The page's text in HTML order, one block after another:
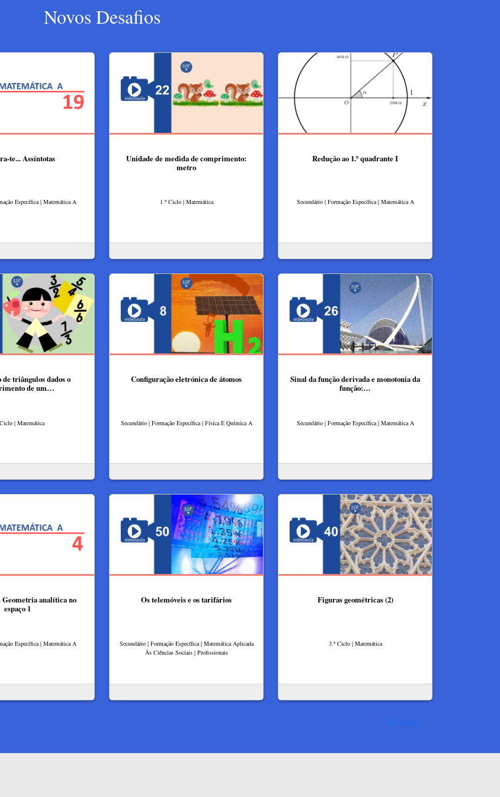
Novos Desafios
te... Assíntotas
Específica | Matemática A
Unidade de medida de comprimento:
metro
1.º Ciclo | Matemática
Redução ao 1.º quadrante I
Secundário | Formação Específica | Matemática A
de triângulos dados o
de um…
| Matemática
Configuração eletrónica de átomos
Secundário | Formação Específica | Física E Química A
Sinal da função derivada e monotonia da
função:…
Secundário | Formação Específica | Matemática A
Geometria analítica no
espaço 1
Específica | Matemática A
Os telemóveis e os tarifários
Secundário | Formação Específica | Matemática Aplicada
Às Ciências Sociais | Profissionais
Figuras geométricas (2)
3.º Ciclo | Matemática
Ver mais